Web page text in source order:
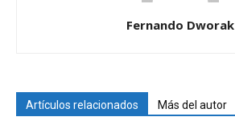
Fernando Dworak
Artículos relacionados Más del autor